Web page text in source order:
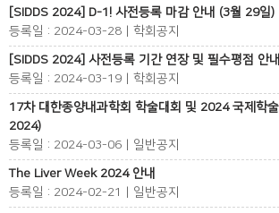
[SIDDS 2024] D-1! 사전등록 마감 안내 (3월 29일)
등록일 : 2024-03-28 | 학회공지
[SIDDS 2024] 사전등록 기간 연장 및 필수평점 안내
등록일 : 2024-03-19 | 학회공지
17차 대한종양내과학회 학술대회 및 2024 국제학
2024)
등록일 : 2024-03-06 | 일반공지
The Liver Week 2024 안내
등록일 : 2024-02-21 | 일반공지